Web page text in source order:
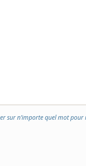
sur n’importe quel mot